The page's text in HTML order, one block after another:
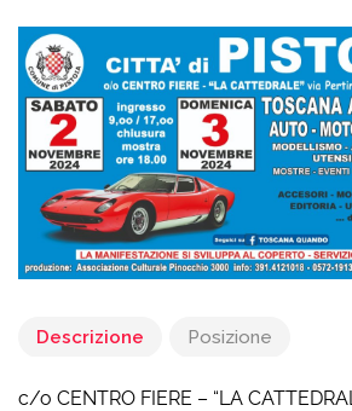
Descrizione Posizione
c/o CENTRO FIERE – “LA